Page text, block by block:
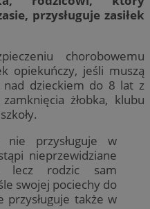
przysługuje zasiłek
chorobowemu
opiekuńczy, jeśli muszą
dzieckiem do 8 lat z
żłobka, klubu
nie przysługuje w
nieprzewidziane
lecz rodzic sam
swojej pociechy do
przysługuje także w